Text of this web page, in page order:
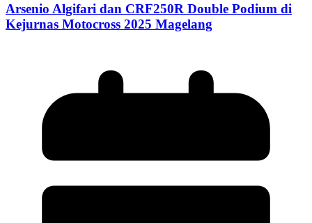
Arsenio Algifari dan CRF250R Double Podium di
Kejurnas Motocross 2025 Magelang